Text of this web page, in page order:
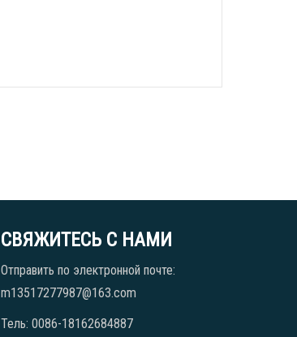
СВЯЖИТЕСЬ С НАМИ
Отправить по электронной почте:
m13517277987@163.com
Тель: 0086-18162684887